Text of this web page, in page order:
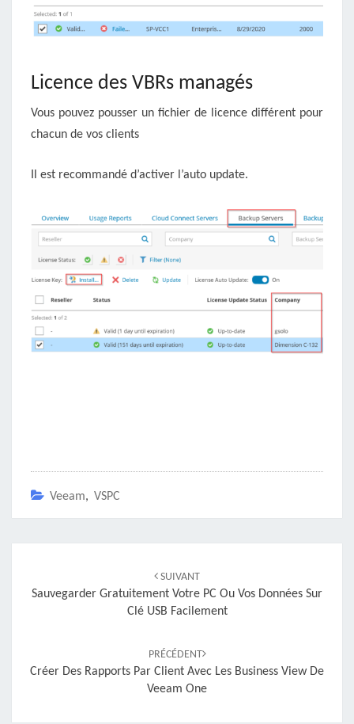
Licence des VBRs managés
Vous pouvez pousser un fichier de licence différent pour
chacun de vos clients
Il est recommandé d’activer l’auto update.
Veeam, VSPC
SUIVANT
Sauvegarder Gratuitement Votre PC Ou Vos Données Sur
Clé USB Facilement
PRÉCÉDENT
Créer Des Rapports Par Client Avec Les Business View De
Veeam One